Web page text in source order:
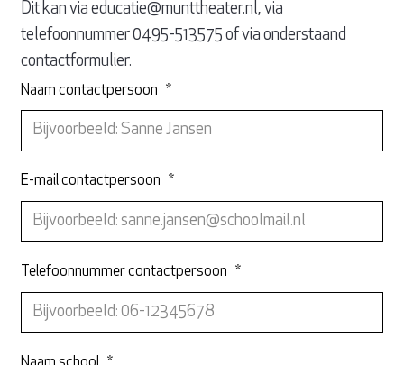
Dit kan via educatie@munttheater.nl, via
telefoonnummer 0495-513575 of via onderstaand
contactformulier.
Naam contactpersoon *
E-mail contactpersoon *
Telefoonnummer contactpersoon *